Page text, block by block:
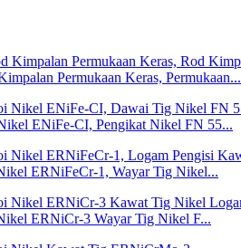
Permukaan Keras, Permukaan...
ENiFe-CI, Pengikat Nikel FN 55...
ERNiFeCr-1, Wayar Tig Nikel...
ERNiCr-3 Wayar Tig Nikel F...